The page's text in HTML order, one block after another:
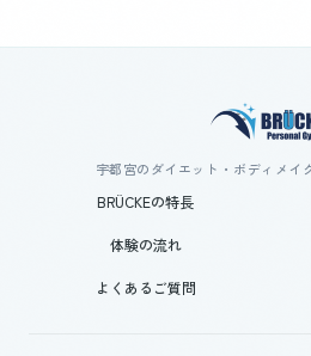
宇都宮のダイエット・ボディメイ
BRÜCKEの特長
体験の流れ
よくあるご質問